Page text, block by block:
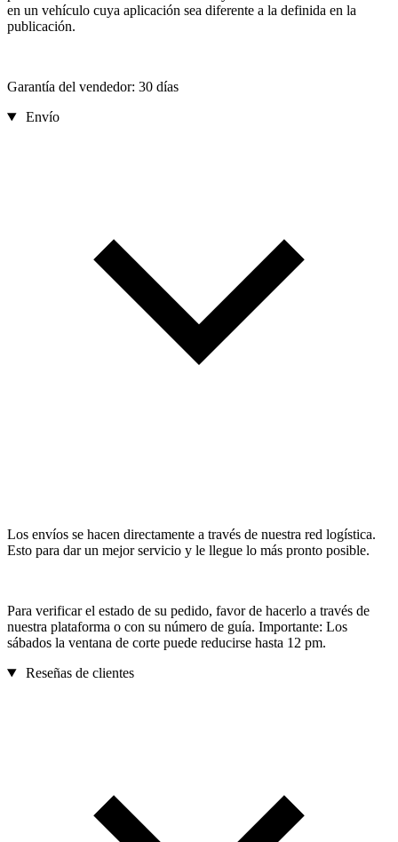
en un vehículo cuya aplicación sea diferente a la definida en la
publicación.
Garantía del vendedor: 30 días
Envío
Los envíos se hacen directamente a través de nuestra red logística.
Esto para dar un mejor servicio y le llegue lo más pronto posible.
Para verificar el estado de su pedido, favor de hacerlo a través de
nuestra plataforma o con su número de guía. Importante: Los
sábados la ventana de corte puede reducirse hasta 12 pm.
Reseñas de clientes